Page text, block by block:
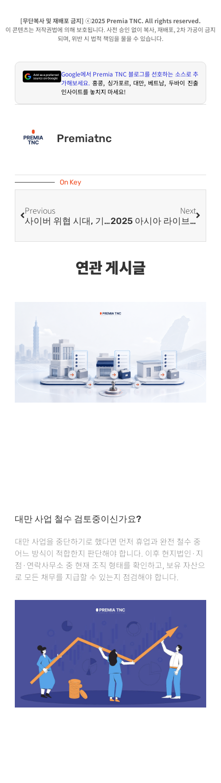
[무단복사 및 재배포 금지] ⓒ2025 Premia TNC. All rights reserved.
이 콘텐츠는 저작권법에 의해 보호됩니다. 사전 승인 없이 복사, 재배포, 2차 가공이 금지
되며, 위반 시 법적 책임을 물을 수 있습니다.
Google에서 Premia TNC블로그를 선호하는 소스로 추
가해보세요. 홍콩, 싱가포르, 대만, 베트남, 두바이 진출
인사이트를 놓치지 마세요!
Premiatnc
On Key
Previous
사이버 위협 시대, 기업이 주목해야 할 싱가포르의 전략적 대응
Next
2025 아시아 라이브 커머스 리포트: AnyMind 백서로 본 실전 전략과 트렌드
연관 게시글
대만 사업 철수 검토중이신가요?
대만 사업을 중단하기로 했다면 먼저 휴업과 완전 철수 중
어느 방식이 적합한지 판단해야 합니다. 이후 현지법인·지
점·연락사무소 중 현재 조직 형태를 확인하고, 보유 자산으
로 모든 채무를 지급할 수 있는지 점검해야 합니다.